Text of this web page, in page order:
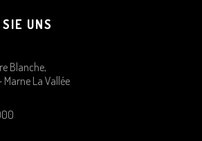
UNS
Blanche,
Marne La Vallée